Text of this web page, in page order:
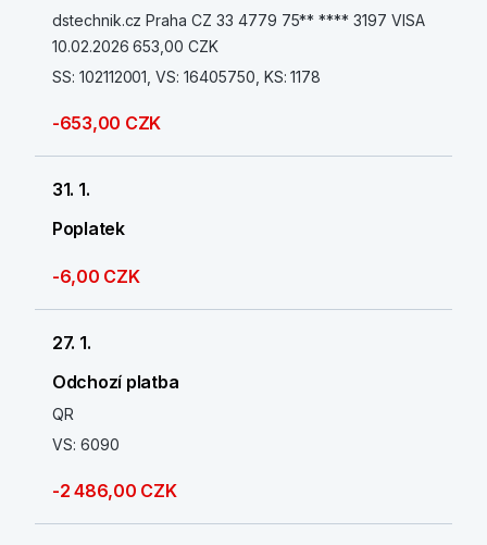
dstechnik.cz Praha CZ 33 4779 75** **** 3197 VISA
10.02.2026 653,00 CZK
SS: 102112001, VS: 16405750, KS: 1178
-653,00 CZK
31. 1.
Poplatek
-6,00 CZK
27. 1.
Odchozí platba
QR
VS: 6090
-2 486,00 CZK